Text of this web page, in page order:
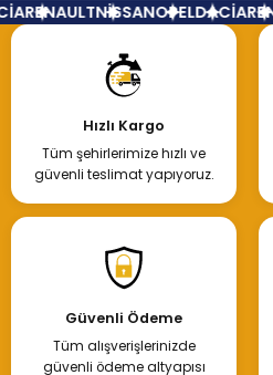
RENAULTNİSSANOPELDACİA
Hızlı Kargo
Tüm şehirlerimize hızlı ve
güvenli teslimat yapıyoruz.
Güvenli Ödeme
Tüm alışverişlerinizde
güvenli ödeme altyapısı